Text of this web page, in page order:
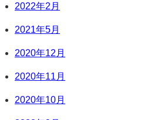
2022年2月
2021年5月
2020年12月
2020年11月
2020年10月